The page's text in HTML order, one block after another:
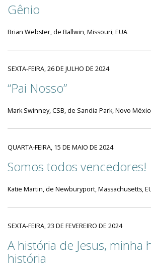
Gênio
Brian Webster, de Ballwin, Missouri, EUA
SEXTA-FEIRA, 26 DE JULHO DE 2024
“Pai Nosso”
Mark Swinney, CSB, de Sandia Park, Novo
QUARTA-FEIRA, 15 DE MAIO DE 2024
Somos todos vencedores!
Katie Martin, de Newburyport, Massachusetts,
SEXTA-FEIRA, 23 DE FEVEREIRO DE 2024
A história de Jesus, minha
história